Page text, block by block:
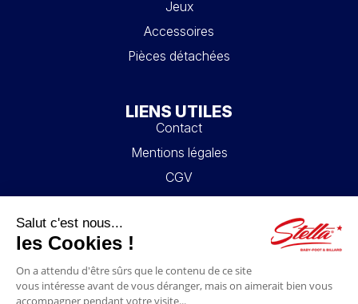
Jeux
Accessoires
Pièces détachées
LIENS UTILES
Contact
Mentions légales
CGV
Mon compte